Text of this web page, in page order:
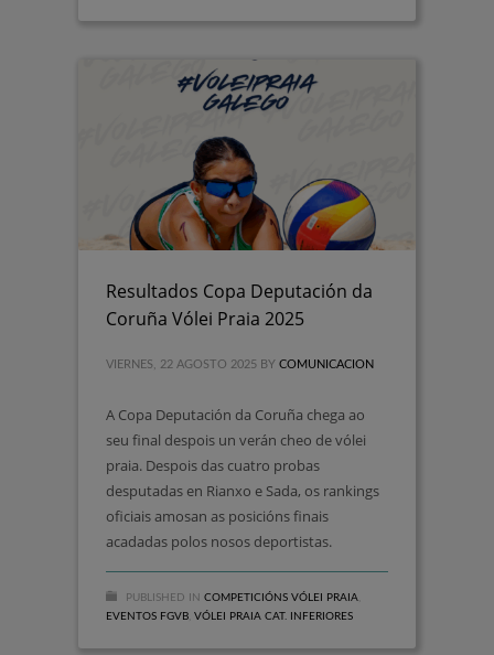
Resultados Copa Deputación da
Coruña Vólei Praia 2025
VIERNES, 22 AGOSTO 2025 BY COMUNICACION
A Copa Deputación da Coruña chega ao
seu final despois un verán cheo de vólei
praia. Despois das cuatro probas
desputadas en Rianxo e Sada, os rankings
oficiais amosan as posicións finais
acadadas polos nosos deportistas.
PUBLISHED IN COMPETICIÓNS VÓLEI PRAIA
EVENTOS FGVB VÓLEI PRAIA CAT. INFERIORES